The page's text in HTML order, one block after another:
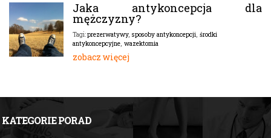
Jaka antykoncepcja dla
mężczyzny?
Tagi:prezerwatywy, sposoby antykoncepcji, środki
antykoncepcyjne, wazektomia
zobacz więcej
KATEGORIE PORAD